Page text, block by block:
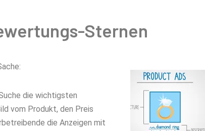
Sternen
die wichtigsten
vom Produkt, den Preis
die Anzeigen mit